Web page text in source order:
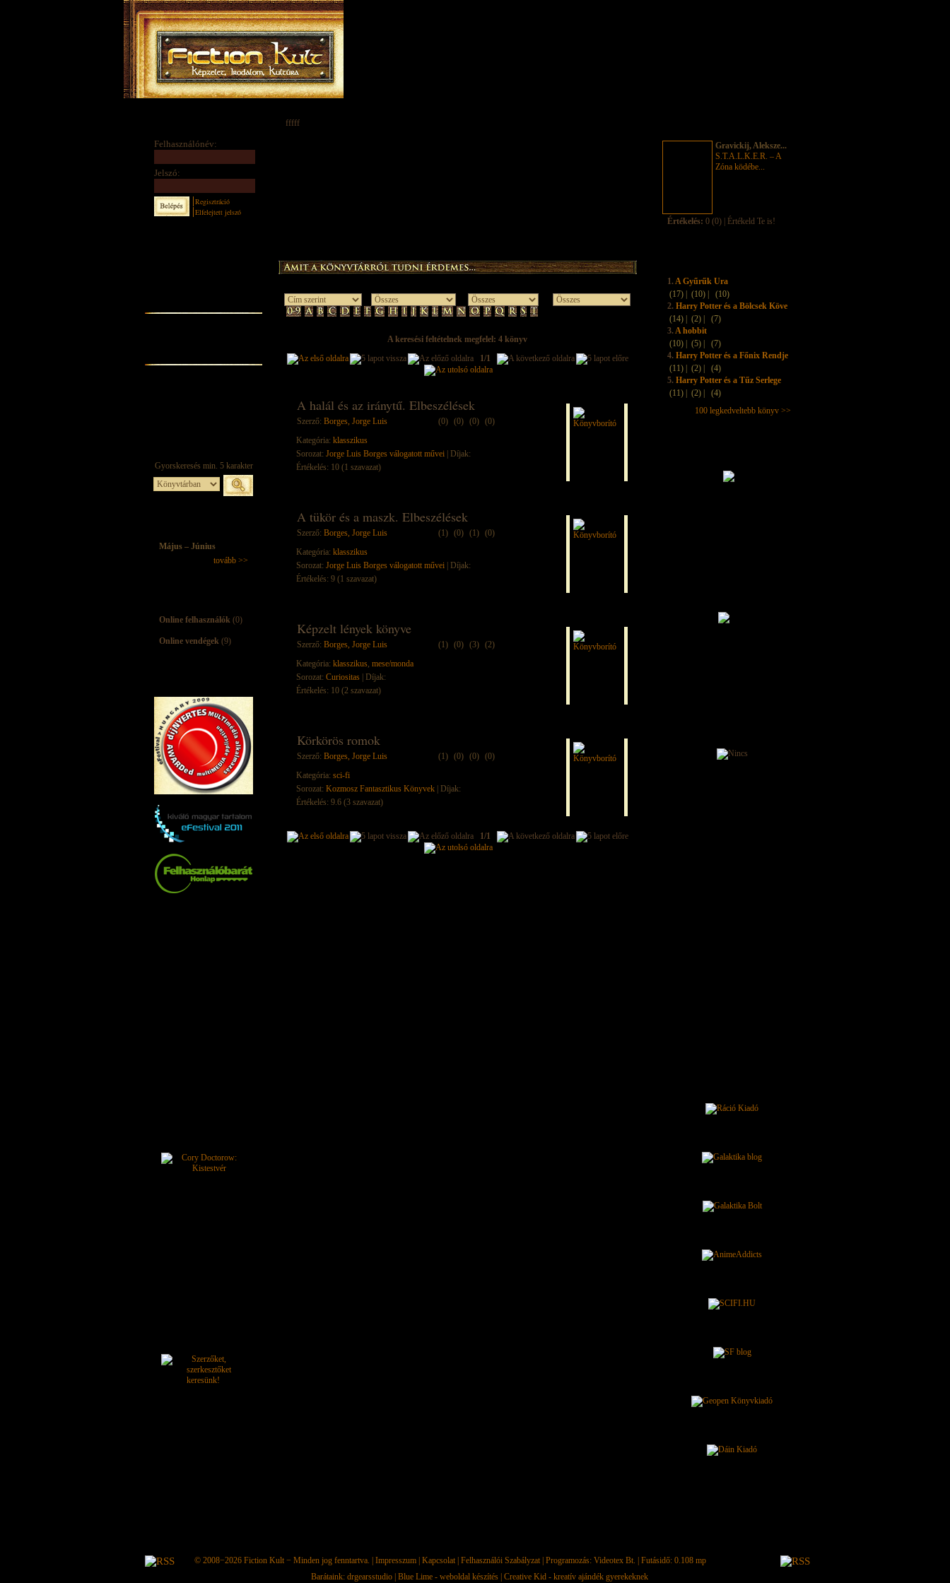
Felhasználónév:
Jelszó:
Regisztráció
Elfelejtett jelszó
Május – Június
tovább >>
Online felhasználók (0)
Online vendégek(9)
fffff
A keresési feltételnek megfelel: 4 könyv
1/1
A halál és az iránytű. Elbeszélések
Szerző: Borges, Jorge Luis (0) (0) (0) (0)
Kategória: klasszikus
Sorozat: Jorge Luis Borges válogatott művei| Díjak:
Értékelés: 10 (1 szavazat)
A tükör és a maszk. Elbeszélések
Szerző: Borges, Jorge Luis (1) (0) (1) (0)
Kategória: klasszikus
Sorozat: Jorge Luis Borges válogatott művei| Díjak:
Értékelés: 9 (1 szavazat)
Képzelt lények könyve
Szerző: Borges, Jorge Luis (1) (0) (3) (2)
Kategória: klasszikus, mese/monda
Sorozat: Curiositas| Díjak:
Értékelés: 10 (2 szavazat)
Körkörös romok
Szerző: Borges, Jorge Luis (1) (0) (0) (0)
Kategória: sci-fi
Sorozat: Kozmosz Fantasztikus Könyvek| Díjak:
Értékelés: 9.6 (3 szavazat)
1/1
Gravickij, Aleksze...
S.T.A.L.K.E.R. – A
Zóna ködébe...
Értékelés: 0 (0) | Értékeld Te is!
1.A Gyűrűk Ura
(17) |
(10) |
(10)
2. Harry Potter és a Bölcsek Köve
(14) |
(2) |
(7)
3.A hobbit
(10) |
(5) |
(7)
4. Harry Potter és a Főnix Rendje
(11) |
(2) |
(4)
5. Harry Potter és a Tűz Serlege
(11) |
(2) |
(4)
100 legkedveltebb könyv >>
© 2008−2026 Fiction Kult− Minden jog fenntartva. | Impresszum| Kapcsolat| Felhasználói Szabályzat| Programozás: Videotex Bt. | Futásidő: 0.108 mp
Barátaink: drgearsstudio| Blue Lime - weboldal készítés| Creative Kid - kreatív ajándék gyerekeknek